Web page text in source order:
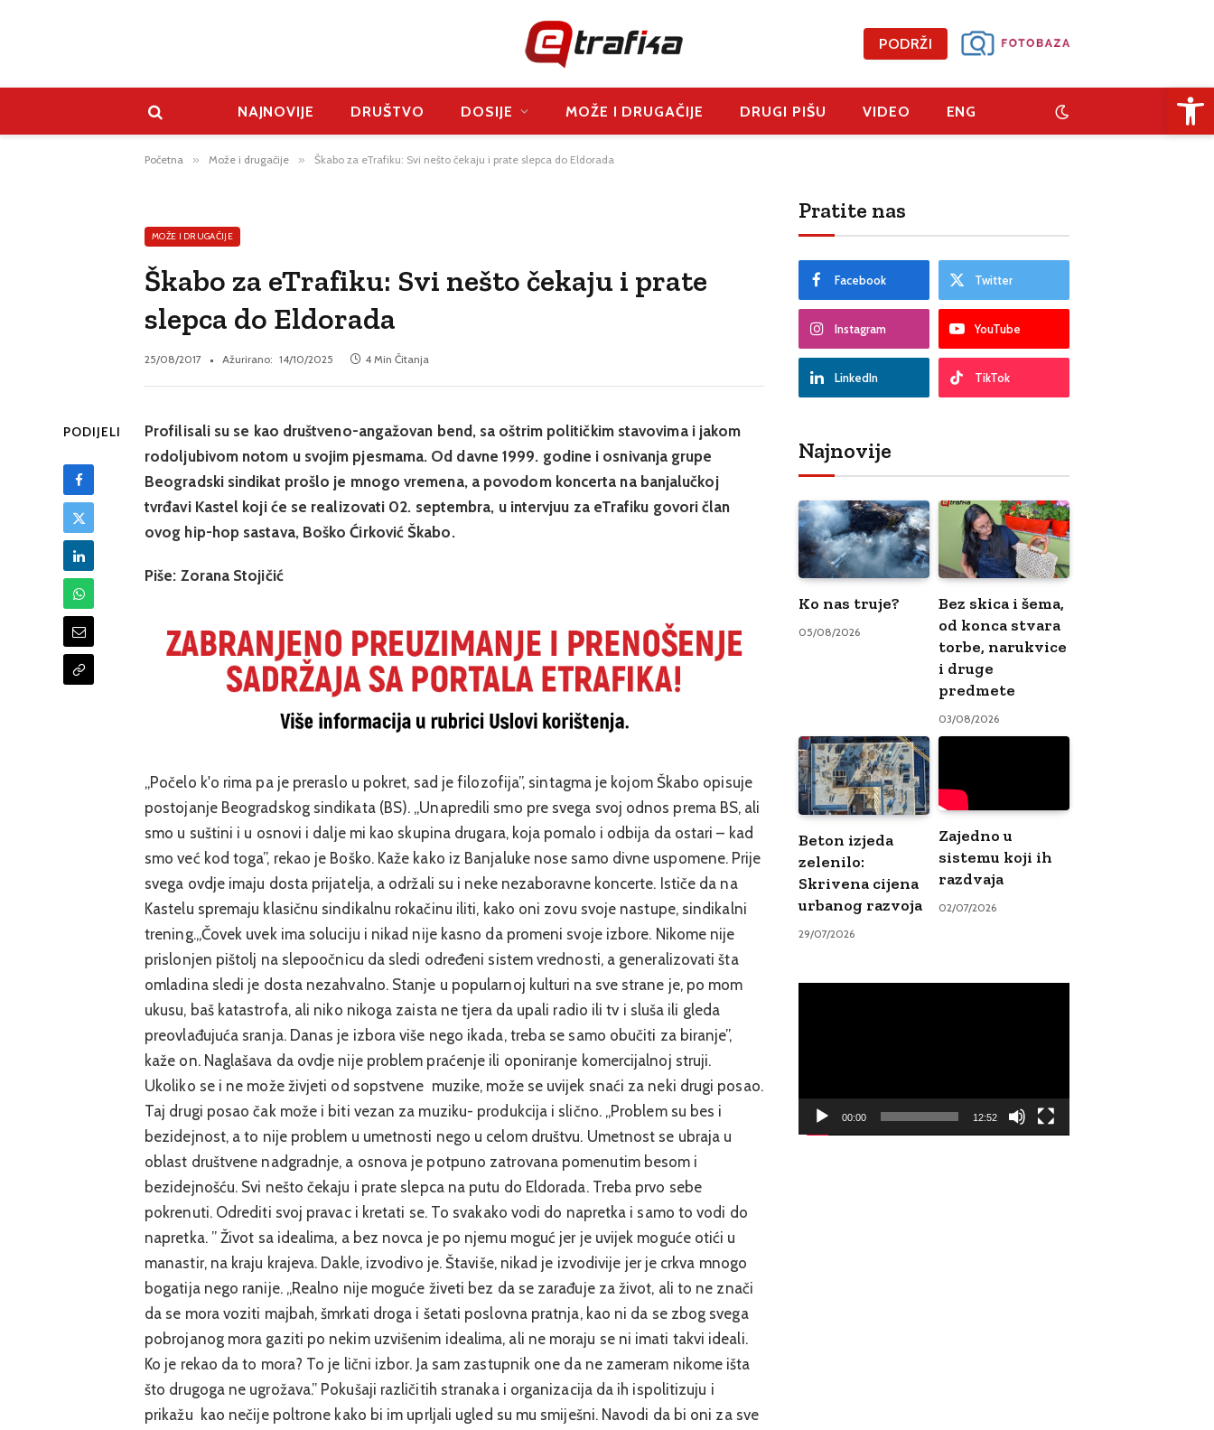
PODRŽI
NAJNOVIJE DRUŠTVO DOSIJE MOŽE I DRUGAČIJE DRUGI PIŠU VIDEO ENG
Početna » Može i drugačije » Škabo za eTrafiku: Svi nešto čekaju i prate slepca do Eldorada
MOŽE I DRUGAČIJE
Škabo za eTrafiku: Svi nešto čekaju i prate
slepca do Eldorada
25/08/2017 Ažurirano: 14/10/2025 4 Min Čitanja
PODIJELI
Profilisali su se kao društveno-angažovan bend, sa oštrim političkim stavovima i jakom
rodoljubivom notom u svojim pjesmama. Od davne 1999. godine i osnivanja grupe
Beogradski sindikat prošlo je mnogo vremena, a povodom koncerta na banjalučkoj
tvrđavi Kastel koji će se realizovati 02. septembra, u intervjuu za eTrafiku govori član
ovog hip-hop sastava, Boško Ćirković Škabo.
Piše: Zorana Stojičić
„Počelo k'o rima pa je preraslo u pokret, sad je filozofija”, sintagma je kojom Škabo opisuje
postojanje Beogradskog sindikata (BS). „Unapredili smo pre svega svoj odnos prema BS, ali
smo u suštini i u osnovi i dalje mi kao skupina drugara, koja pomalo i odbija da ostari – kad
smo već kod toga”, rekao je Boško. Kaže kako iz Banjaluke nose samo divne uspomene. Prije
svega ovdje imaju dosta prijatelja, a održali su i neke nezaboravne koncerte. Ističe da na
Kastelu spremaju klasičnu sindikalnu rokačinu iliti, kako oni zovu svoje nastupe, sindikalni
trening.„Čovek uvek ima soluciju i nikad nije kasno da promeni svoje izbore. Nikome nije
prislonjen pištolj na slepoočnicu da sledi određeni sistem vrednosti, a generalizovati šta
omladina sledi je dosta nezahvalno. Stanje u popularnoj kulturi na sve strane je, po mom
ukusu, baš katastrofa, ali niko nikoga zaista ne tjera da upali radio ili tv i sluša ili gleda
preovlađujuća sranja. Danas je izbora više nego ikada, treba se samo obučiti za biranje”,
kaže on. Naglašava da ovdje nije problem praćenje ili oponiranje komercijalnoj struji.
Ukoliko se i ne može živjeti od sopstvene muzike, može se uvijek snaći za neki drugi posao.
Taj drugi posao čak može i biti vezan za muziku- produkcija i slično. „Problem su bes i
bezidejnost, a to nije problem u umetnosti nego u celom društvu. Umetnost se ubraja u
oblast društvene nadgradnje, a osnova je potpuno zatrovana pomenutim besom i
bezidejnošću. Svi nešto čekaju i prate slepca na putu do Eldorada. Treba prvo sebe
pokrenuti. Odrediti svoj pravac i kretati se. To svakako vodi do napretka i samo to vodi do
napretka. ” Život sa idealima, a bez novca je po njemu moguć jer je uvijek moguće otići u
manastir, na kraju krajeva. Dakle, izvodivo je. Štaviše, nikad je izvodivije jer je crkva mnogo
bogatija nego ranije. „Realno nije moguće živeti bez da se zarađuje za život, ali to ne znači
da se mora voziti majbah, šmrkati droga i šetati poslovna pratnja, kao ni da se zbog svega
pobrojanog mora gaziti po nekim uzvišenim idealima, ali ne moraju se ni imati takvi ideali.
Ko je rekao da to mora? To je lični izbor. Ja sam zastupnik one da ne zameram nikome išta
što drugoga ne ugrožava.” Pokušaji različitih stranaka i organizacija da ih ispolitizuju i
prikažu kao nečije poltrone kako bi im uprljali ugled su mu smiješni. Navodi da bi oni za sve
Pratite nas
Facebook Twitter
Instagram YouTube
LinkedIn TikTok
Najnovije
Ko nas truje?
05/08/2026
Bez skica i šema,
od konca stvara
torbe, narukvice
i druge
predmete
03/08/2026
Beton izjeda
zelenilo:
Skrivena cijena
urbanog razvoja
29/07/2026
Zajedno u
sistemu koji ih
razdvaja
02/07/2026
00:00 12:52